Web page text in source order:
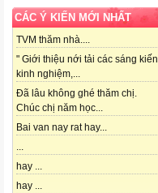
CÁC Ý KIẾN MỚI NHẤT
TVM thăm nhà....
" Giới thiệu nới tải các sáng kiến
kinh nghiệm,...
Đã lâu không ghé thăm chị.
Chúc chị năm học...
Bai van nay rat hay...
...
hay ...
hay ...